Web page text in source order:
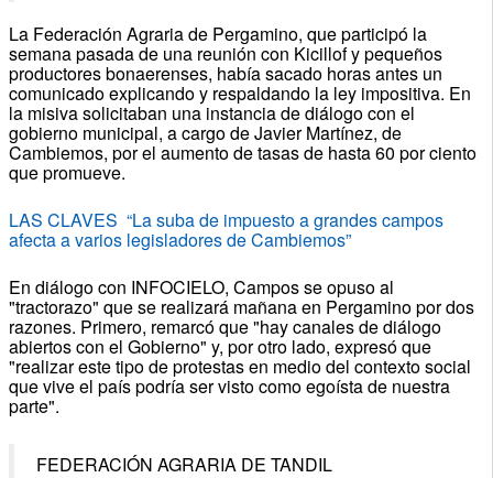
La Federación Agraria de Pergamino, que participó la
semana pasada de una reunión con Kicillof y pequeños
productores bonaerenses, había sacado horas antes un
comunicado explicando y respaldando la ley impositiva. En
la misiva solicitaban una instancia de diálogo con el
gobierno municipal, a cargo de Javier Martínez, de
Cambiemos, por el aumento de tasas de hasta 60 por ciento
que promueve.
LAS CLAVES “La suba de impuesto a grandes campos
afecta a varios legisladores de Cambiemos”
En diálogo con INFOCIELO, Campos se opuso al
"tractorazo" que se realizará mañana en Pergamino por dos
razones. Primero, remarcó que "hay canales de diálogo
abiertos con el Gobierno" y, por otro lado, expresó que
"realizar este tipo de protestas en medio del contexto social
que vive el país podría ser visto como egoísta de nuestra
parte".
FEDERACIÓN AGRARIA DE TANDIL